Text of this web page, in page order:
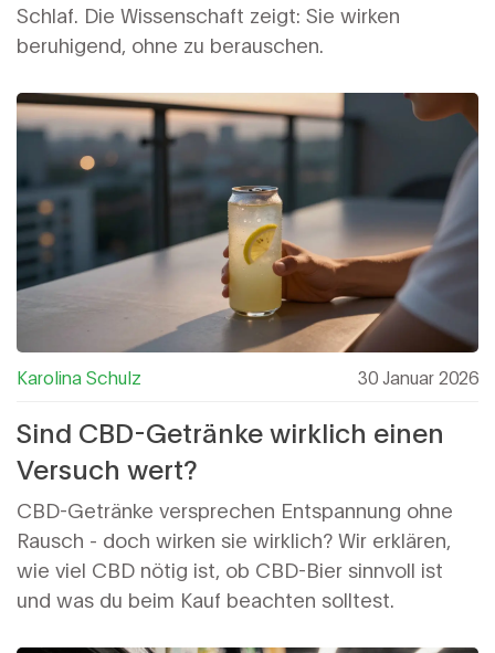
Schlaf. Die Wissenschaft zeigt: Sie wirken
beruhigend, ohne zu berauschen.
Karolina Schulz 30 Januar 2026
Sind CBD-Getränke wirklich einen
Versuch wert?
CBD-Getränke versprechen Entspannung ohne
Rausch - doch wirken sie wirklich? Wir erklären,
wie viel CBD nötig ist, ob CBD-Bier sinnvoll ist
und was du beim Kauf beachten solltest.